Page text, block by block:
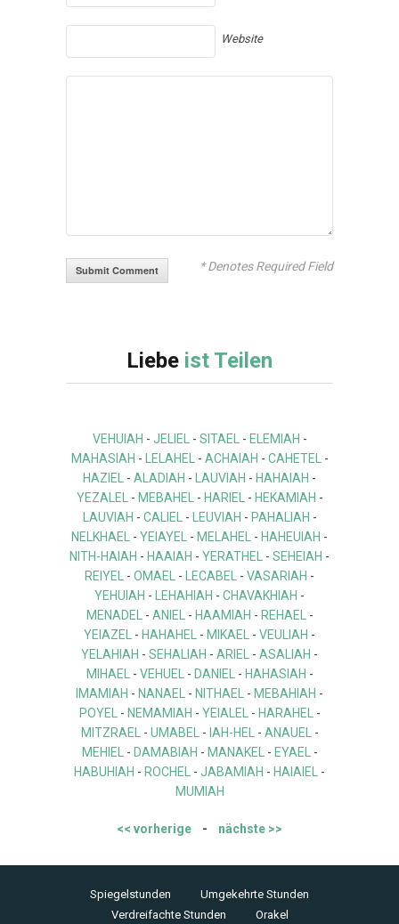
Website
* Denotes Required Field
Liebe ist Teilen
VEHUIAH - JELIEL - SITAEL - ELEMIAH -
MAHASIAH - LELAHEL - ACHAIAH - CAHETEL
-
HAZIEL
- ALADIAH - LAUVIAH - HAHAIAH -
YEZALEL
- MEBAHEL - HARIEL - HEKAMIAH -
LAUVIAH - CALIEL - LEUVIAH - PAHALIAH -
NELKHAEL
- YEIAYEL - MELAHEL - HAHEUIAH -
NITH-HAIAH - HAAIAH - YERATHEL - SEHEIAH -
REIYEL
- OMAEL - LECABEL - VASARIAH -
YEHUIAH - LEHAHIAH - CHAVAKHIAH -
MENADEL
- ANIEL - HAAMIAH - REHAEL
-
YEIAZEL
- HAHAHEL - MIKAEL - VEULIAH -
YELAHIAH - SEHALIAH - ARIEL - ASALIAH -
MIHAEL
- VEHUEL - DANIEL - HAHASIAH -
IMAMIAH - NANAEL - NITHAEL - MEBAHIAH -
POYEL
- NEMAMIAH - YEIALEL - HARAHEL
-
MITZRAEL
- UMABEL - IAH-HEL - ANAUEL
-
MEHIEL
- DAMABIAH - MANAKEL - EYAEL
-
HABUHIAH - ROCHEL - JABAMIAH - HAIAIEL
-
MUMIAH
<< vorherige - nächste >>
Spiegelstunden
Umgekehrte Stunden
Verdreifachte Stunden
Orakel